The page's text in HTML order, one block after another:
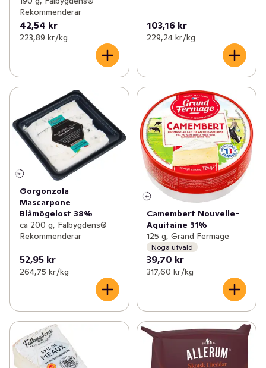
Rekommenderar
42,54 kr
223,89 kr /kg
103,16 kr
229,24 kr /kg
Gorgonzola
Mascarpone
Blåmögelost 38%
ca 200 g, Falbygdens®
Rekommenderar
52,95 kr
264,75 kr /kg
Camembert Nouvelle-
Aquitaine 31%
125 g, Grand Fermage
Noga utvald
39,70 kr
317,60 kr /kg